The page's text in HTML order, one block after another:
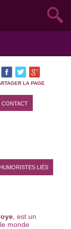
LA PAGE
CONTACT
HUMORISTES LIÉS
, est un
monde